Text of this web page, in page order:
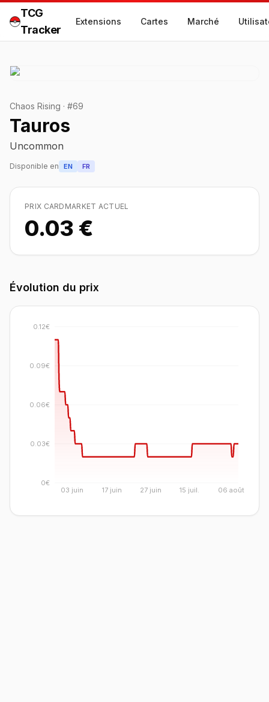
TCG
Tracker
Extensions Cartes Marché
Chaos Rising · #69
Tauros
Uncommon
Disponible en EN FR
PRIX CARDMARKET ACTUEL
0.03 €
Évolution du prix
03 juin 17 juin 27 juin 15 juil. 06 août
0€
0.03€
0.06€
0.09€
0.12€